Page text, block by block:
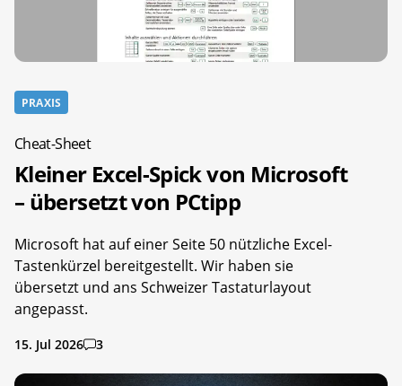
PRAXIS
Cheat-Sheet
Kleiner Excel-Spick von Microsoft
– übersetzt von PCtipp
Microsoft hat auf einer Seite 50 nützliche Excel-
Tastenkürzel bereitgestellt. Wir haben sie
übersetzt und ans Schweizer Tastaturlayout
angepasst.
15. Jul 2026 3